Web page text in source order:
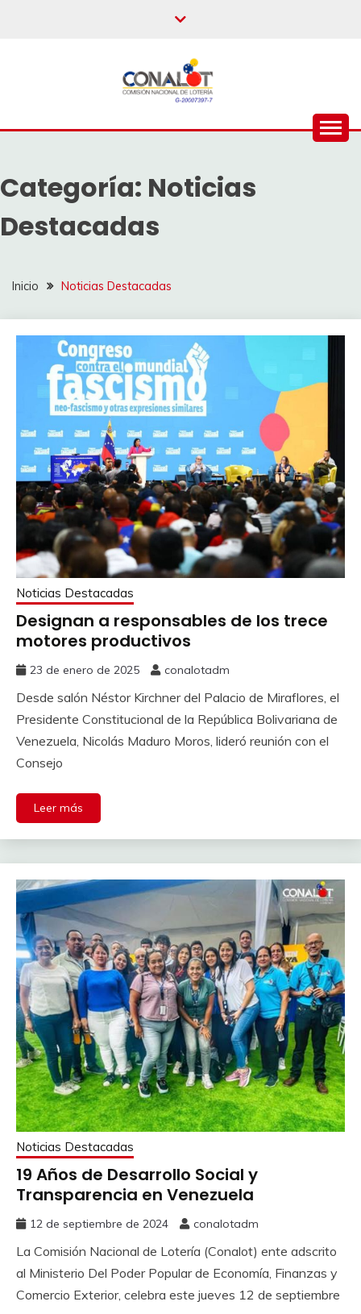
Categoría: Noticias
Destacadas
Inicio Noticias Destacadas
Noticias Destacadas
Designan a responsables de los trece
motores productivos
23 de enero de 2025 conalotadm
Desde salón Néstor Kirchner del Palacio de Miraflores, el
Presidente Constitucional de la República Bolivariana de
Venezuela, Nicolás Maduro Moros, lideró reunión con el
Consejo
Leer más
Noticias Destacadas
19 Años de Desarrollo Social y
Transparencia en Venezuela
12 de septiembre de 2024 conalotadm
La Comisión Nacional de Lotería (Conalot) ente adscrito
al Ministerio Del Poder Popular de Economía, Finanzas y
Comercio Exterior, celebra este jueves 12 de septiembre